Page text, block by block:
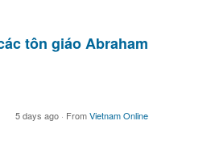
tôn giáo Abraham
5 days ago · FromVietnam Online